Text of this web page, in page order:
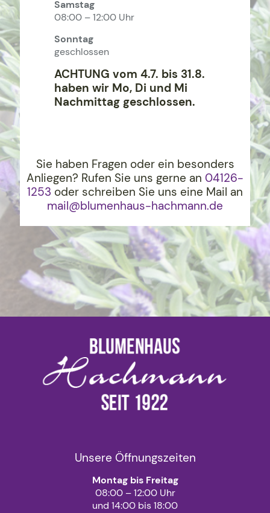
Samstag
08:00 – 12:00 Uhr
Sonntag
geschlossen
ACHTUNG vom 4.7. bis 31.8.
haben wir Mo, Di und Mi
Nachmittag geschlossen.
Sie haben Fragen oder ein besonders
Anliegen? Rufen Sie uns gerne an 04126-
1253 oder schreiben Sie uns eine Mail an
mail@blumenhaus-hachmann.de
Unsere Öffnungszeiten
Montag bis Freitag
08:00 – 12:00 Uhr
und 14:00 bis 18:00